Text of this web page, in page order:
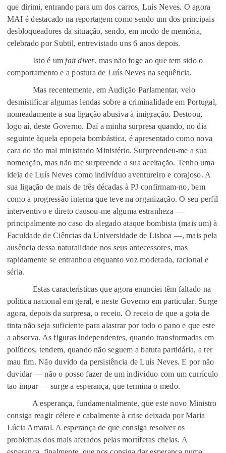
que dirimi, entrando para um dos carros, Luís Neves. O agora
MAI é destacado na reportagem como sendo um dos principais
desbloqueadores da situação, sendo, em modo de memória,
celebrado por Subtil, entrevistado uns 6 anos depois.
Isto é um fait diver, mas não foge ao que tem sido o
comportamento e a postura de Luís Neves na sequência.
Mas recentemente, em Audição Parlamentar, veio
desmistificar algumas lendas sobre a criminalidade em Portugal,
nomeadamente a sua ligação abusiva à imigração. Destoou,
logo aí, deste Governo. Daí a minha surpresa quando, no dia
seguinte àquela epopeia bombástica, é apresentado como nova
cara do tão mal ministrado Ministério. Surpreendeu-me a sua
nomeação, mas não me surpreende a sua aceitação. Tenho uma
ideia de Luís Neves como indivíduo aventureiro e corajoso. A
sua ligação de mais de três décadas à PJ confirmam-no, bem
como a progressão interna que teve na organização. O seu perfil
interventivo e direto causou-me alguma estranheza —
principalmente no caso do alegado ataque bombista (mais um) à
Faculdade de Ciências da Universidade de Lisboa —, mais pela
ausência dessa naturalidade nos seus antecessores, mas
rapidamente se entranhou enquanto voz moderada, racional e
séria.
Estas características que agora enunciei têm faltado na
política nacional em geral, e neste Governo em particular. Surge
agora, depois da surpresa, o receio. O receio de que a gota de
tinta não seja suficiente para alastrar por todo o pano e que este
a absorva. As figuras independentes, quando transformadas em
políticos, tendem, quando não seguem a batuta partidária, a ter
mau fim. Não duvido da persistência de Luís Neves. E por não
duvidar — não o posso fazer de um individuo com um currículo
tao impar — surge a esperança, que termina o medo.
A esperança, fundamentalmente, que este novo Ministro
consiga reagir célere e cabalmente à crise deixada por Maria
Lúcia Amaral. A esperança de que consiga resolver os
problemas dos mais afetados pelas mortíferas cheias. A